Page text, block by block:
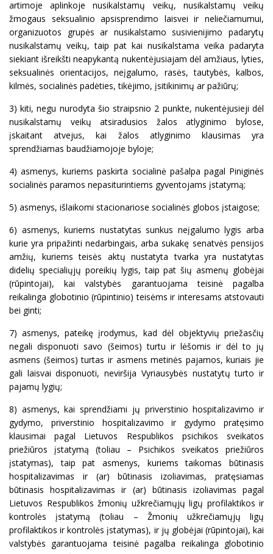
artimoje aplinkoje nusikalstamų veikų, nusikalstamų veikų
žmogaus seksualinio apsisprendimo laisvei ir neliečiamumui,
organizuotos grupės ar nusikalstamo susivienijimo padarytų
nusikalstamų veikų, taip pat kai nusikalstama veika padaryta
siekiant išreikšti neapykantą nukentėjusiajam dėl amžiaus, lyties,
seksualinės orientacijos, neįgalumo, rasės, tautybės, kalbos,
kilmės, socialinės padėties, tikėjimo, įsitikinimų ar pažiūrų;
3) kiti, negu nurodyta šio straipsnio 2 punkte, nukentėjusieji dėl
nusikalstamų veikų atsiradusios žalos atlyginimo bylose,
įskaitant atvejus, kai žalos atlyginimo klausimas yra
sprendžiamas baudžiamojoje byloje;
4) asmenys, kuriems paskirta socialinė pašalpa pagal Piniginės
socialinės paramos nepasiturintiems gyventojams įstatymą;
5) asmenys, išlaikomi stacionariose socialinės globos įstaigose;
6) asmenys, kuriems nustatytas sunkus neįgalumo lygis arba
kurie yra pripažinti nedarbingais, arba sukakę senatvės pensijos
amžių, kuriems teisės aktų nustatyta tvarka yra nustatytas
didelių specialiųjų poreikių lygis, taip pat šių asmenų globėjai
(rūpintojai), kai valstybės garantuojama teisinė pagalba
reikalinga globotinio (rūpintinio) teisėms ir interesams atstovauti
bei ginti;
7) asmenys, pateikę įrodymus, kad dėl objektyvių priežasčių
negali disponuoti savo (šeimos) turtu ir lėšomis ir dėl to jų
asmens (šeimos) turtas ir asmens metinės pajamos, kuriais jie
gali laisvai disponuoti, neviršija Vyriausybės nustatytų turto ir
pajamų lygių;
8) asmenys, kai sprendžiami jų priverstinio hospitalizavimo ir
gydymo, priverstinio hospitalizavimo ir gydymo pratęsimo
klausimai pagal Lietuvos Respublikos psichikos sveikatos
priežiūros įstatymą (toliau – Psichikos sveikatos priežiūros
įstatymas), taip pat asmenys, kuriems taikomas būtinasis
hospitalizavimas ir (ar) būtinasis izoliavimas, pratęsiamas
būtinasis hospitalizavimas ir (ar) būtinasis izoliavimas pagal
Lietuvos Respublikos žmonių užkrečiamųjų ligų profilaktikos ir
kontrolės įstatymą (toliau – Žmonių užkrečiamųjų ligų
profilaktikos ir kontrolės įstatymas), ir jų globėjai (rūpintojai), kai
valstybės garantuojama teisinė pagalba reikalinga globotinio